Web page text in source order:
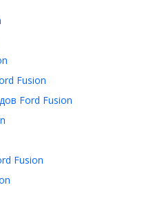
Fusion
Ford Fusion
Fusion